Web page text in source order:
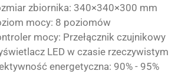
zbiornika: 340×340×300 mm
mocy: 8 poziomów
mocy: Przełącznik czujnikowy
LED w czasie rzeczywistym
energetyczna: 90% - 95%